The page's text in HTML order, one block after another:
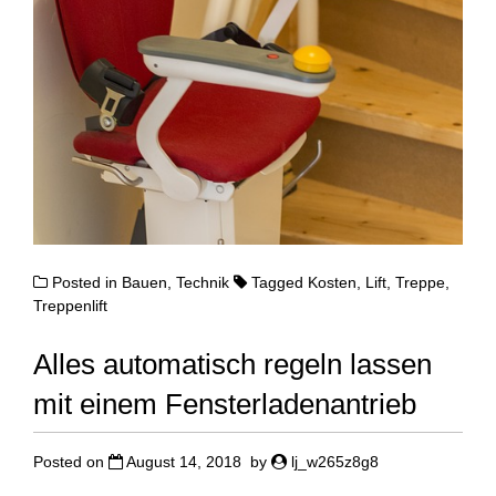
Posted in Bauen, Technik Tagged Kosten, Lift,Treppe,
Treppenlift
Alles automatisch regeln lassen
mit einem Fensterladenantrieb
Posted on August 14, 2018 by lj_w265z8g8